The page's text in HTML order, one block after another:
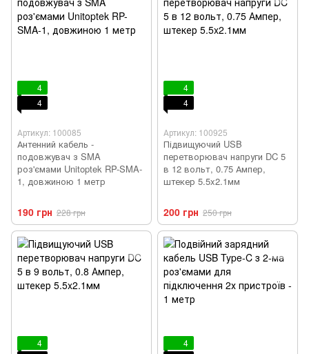
4
4
Артикул: 100085
Антенний кабель -
подовжувач з SMA
роз'ємами Unitoptek RP-SMA-
1, довжиною 1 метр
190 грн 228 грн
4
4
Артикул: 100925
Підвищуючий USB
перетворювач напруги DC 5
в 12 вольт, 0.75 Ампер,
штекер 5.5x2.1мм
200 грн 250 грн
4
4